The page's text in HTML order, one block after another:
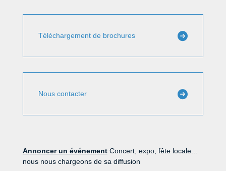
Téléchargement de brochures
Nous contacter
Annoncer un événementConcert, expo, fête locale...
nous nous chargeons de sa diffusion